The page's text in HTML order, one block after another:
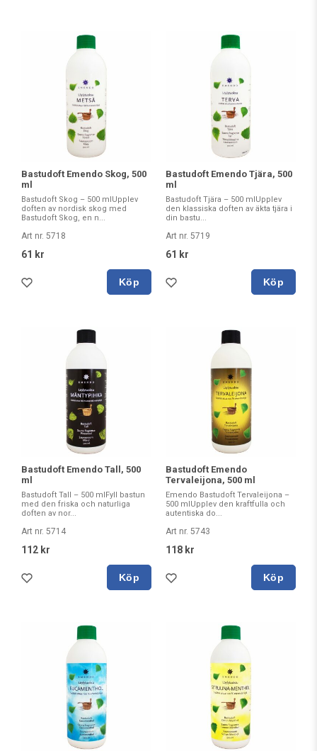
Bastudoft Emendo Skog, 500
ml
Bastudoft Skog – 500 mlUpplev
doften av nordisk skog med
Bastudoft Skog, en n...
Art nr. 5718
61 kr
Köp
Bastudoft Emendo Tjära, 500
ml
Bastudoft Tjära – 500 mlUpplev
den klassiska doften av äkta tjära i
din bastu...
Art nr. 5719
61 kr
Köp
Bastudoft Emendo Tall, 500
ml
Bastudoft Tall – 500 mlFyll bastun
med den friska och naturliga
doften av nor...
Art nr. 5714
112 kr
Köp
Bastudoft Emendo
Tervaleijona, 500 ml
Emendo Bastudoft Tervaleijona –
500 mlUpplev den kraftfulla och
autentiska do...
Art nr. 5743
118 kr
Köp